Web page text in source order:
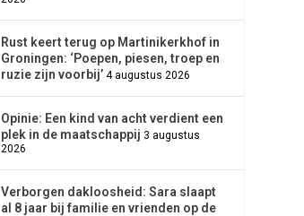
Rust keert terug op Martinikerkhof in
Groningen: ‘Poepen, piesen, troep en
ruzie zijn voorbij’ 4 augustus 2026
Opinie: Een kind van acht verdient een
plek in de maatschappij 3 augustus
2026
Verborgen dakloosheid: Sara slaapt
al 8 jaar bij familie en vrienden op de